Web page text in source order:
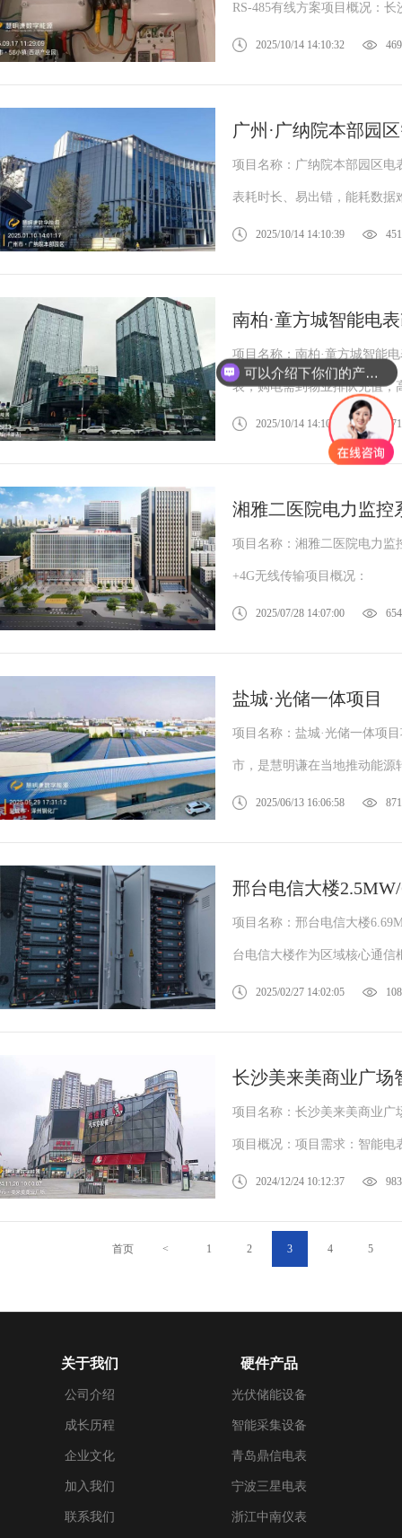
RS-485有线方案项目概况：
2025/10/14 14:10:32
广州·广纳院本部园
项目名称：广纳院本部园区电
表耗时长、易出错，能耗数据
2025/10/14 14:10:39
南柏·童方城智能电
项目名称：南柏·童方城智能
表，购电需到物业排队充值，
2025/10/14 14:10:52
湘雅二医院电力监控
项目名称：湘雅二医院电力监
+4G无线传输项目概况：
2025/07/28 14:07:00
盐城·光储一体项目
项目名称：盐城·光储一体项
市，是慧明谦在当地推动能源
2025/06/13 16:06:58
邢台电信大楼
项目名称：邢台电信大楼
台电信大楼作为区域核心通
2025/02/27 14:02:05
长沙美来美商业广场​
项目名称：长沙美来美商业广
项目概况：项目需求：智能电
2024/12/24 10:12:37
首页 < 1 2 3 4 5
关于我们
公司介绍
成长历程
企业文化
加入我们
联系我们
硬件产品
光伏储能设备
智能采集设备
青岛鼎信电表
宁波三星电表
浙江中南仪表
可以介绍下你们的产品么？